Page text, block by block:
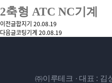
2축형 ATC NC기계
이전글합지기 20.08.19
다음글코팅기계 20.08.19
㈜이루테크 · 대표 : 김